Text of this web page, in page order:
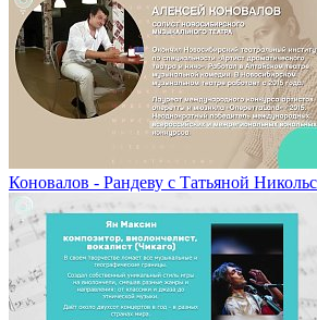
Коновалов - Рандеву с Татьяной